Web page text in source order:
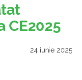
24 iunie 2025